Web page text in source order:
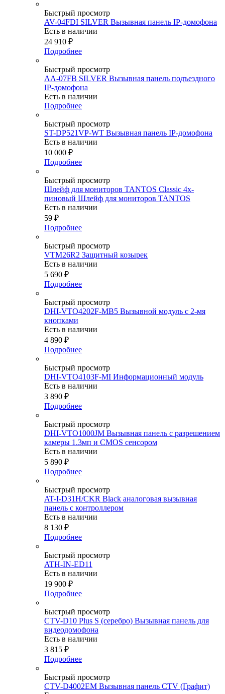
Быстрый просмотр
AV-04FDI SILVER Вызывная панель IP-домофона
Есть в наличии
24 910 ₽
Подробнее
Быстрый просмотр
AA-07FB SILVER Вызывная панель подъездного
IP-домофона
Есть в наличии
Подробнее
Быстрый просмотр
ST-DP521VP-WT Вызывная панель IP-домофона
Есть в наличии
10 000 ₽
Подробнее
Быстрый просмотр
Шлейф для мониторов TANTOS Classic 4х-
пиновый Шлейф для мониторов TANTOS
Есть в наличии
59 ₽
Подробнее
Быстрый просмотр
VTM26R2 Защитный козырек
Есть в наличии
5 690 ₽
Подробнее
Быстрый просмотр
DHI-VTO4202F-MB5 Вызывной модуль с 2-мя
кнопками
Есть в наличии
4 890 ₽
Подробнее
Быстрый просмотр
DHI-VTO4103F-MI Информационный модуль
Есть в наличии
3 890 ₽
Подробнее
Быстрый просмотр
DHI-VTO1000JM Вызывная панель с разрешением
камеры 1.3мп и CMOS сенсором
Есть в наличии
5 890 ₽
Подробнее
Быстрый просмотр
AT-I-D31H/CKR Black аналоговая вызывная
панель с контроллером
Есть в наличии
8 130 ₽
Подробнее
Быстрый просмотр
ATH-IN-ED11
Есть в наличии
19 900 ₽
Подробнее
Быстрый просмотр
CTV-D10 Plus S (серебро) Вызывная панель для
видеодомофона
Есть в наличии
3 815 ₽
Подробнее
Быстрый просмотр
CTV-D4002EM Вызывная панель CTV (Графит)